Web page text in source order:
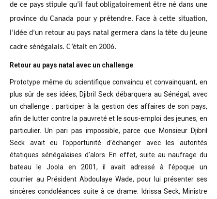
de ce pays stipule qu’il faut obligatoirement être né dans une
province du Canada pour y prétendre. Face à cette situation,
l’idée d’un retour au pays natal germera dans la tête du jeune
cadre sénégalais. C’était en 2006.
Retour au pays natal avec un challenge
Prototype même du scientifique convaincu et convainquant, en
plus sûr de ses idées, Djibril Seck débarquera au Sénégal, avec
un challenge : participer à la gestion des affaires de son pays,
afin de lutter contre la pauvreté et le sous-emploi des jeunes, en
particulier. Un pari pas impossible, parce que Monsieur Djibril
Seck avait eu l’opportunité d’échanger avec les autorités
étatiques sénégalaises d’alors. En effet, suite au naufrage du
bateau le Joola en 2001, il avait adressé à l’époque un
courrier au Président Abdoulaye Wade, pour lui présenter ses
sincères condoléances suite à ce drame. Idrissa Seck, Ministre